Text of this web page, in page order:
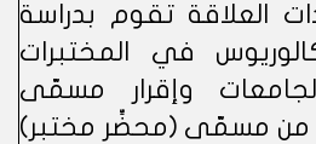
العلاقة تقوم بدراسة
في المختبرات
وإقرار مسمّى
من مسمّى (محضِّر مختبر)